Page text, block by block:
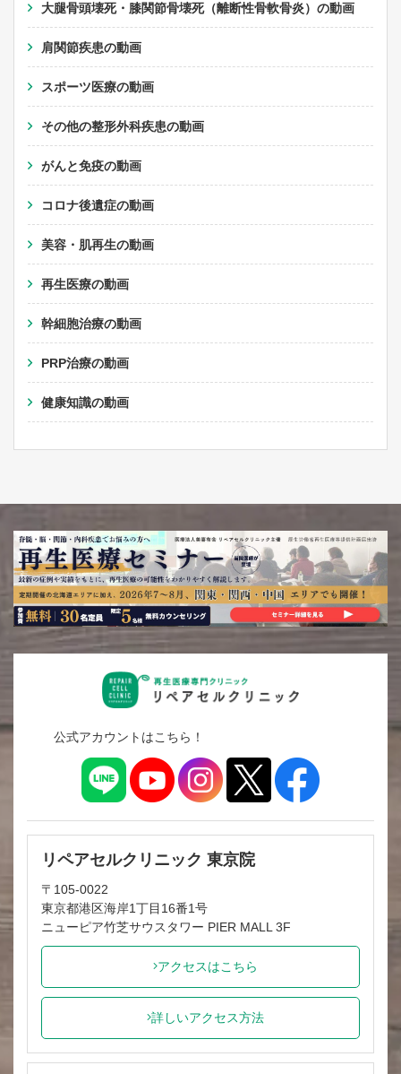
大腿骨頭壊死・膝関節骨壊死（離断性骨軟骨炎）の動画
肩関節疾患の動画
スポーツ医療の動画
その他の整形外科疾患の動画
がんと免疫の動画
コロナ後遺症の動画
美容・肌再生の動画
再生医療の動画
幹細胞治療の動画
PRP治療の動画
健康知識の動画
公式アカウントはこちら！
リペアセルクリニック 東京院
〒105-0022
東京都港区海岸1丁目16番1号
ニューピア竹芝サウスタワー PIER MALL 3F
アクセスはこちら
詳しいアクセス方法